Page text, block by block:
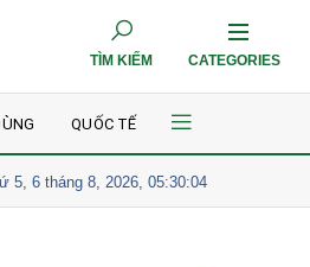
TÌM KIẾM CATEGORIES
QUỐC TẾ
hoàn trả 100 tỉ USD thuế quan; Tàu
5, 6 tháng 8, 2026, 05:30:06